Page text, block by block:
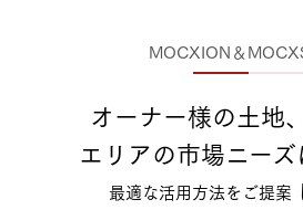
MOCXION＆
オーナー様の土地
エリアの市場ニー
最適な活用方法をご提案